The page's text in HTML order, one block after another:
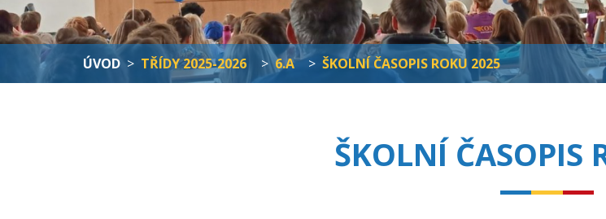
ÚVOD > TŘÍDY 2025-2026 > 6.A > ŠKOLNÍ ČASOPIS ROKU 2025
ŠKOLNÍ ČASOPIS